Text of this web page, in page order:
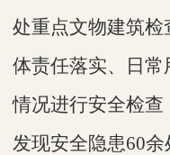
处重点文物建筑
体责任落实、日
情况进行安全检查
发现安全隐患60